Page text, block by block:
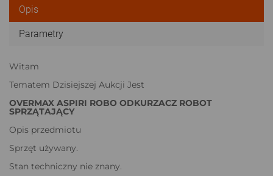
Opis
Parametry
Witam
Tematem Dzisiejszej Aukcji Jest
OVERMAX ASPIRI ROBO ODKURZACZ ROBOT
SPRZĄTAJĄCY
Opis przedmiotu
Sprzęt używany.
Stan techniczny nie znany.